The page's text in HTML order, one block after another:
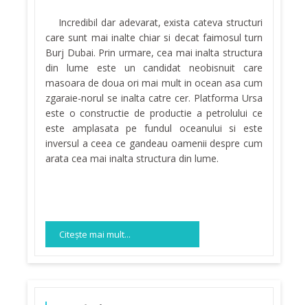
Incredibil dar adevarat, exista cateva structuri
care sunt mai inalte chiar si decat faimosul turn
Burj Dubai. Prin urmare, cea mai inalta structura
din lume este un candidat neobisnuit care
masoara de doua ori mai mult in ocean asa cum
zgaraie-norul se inalta catre cer. Platforma Ursa
este o constructie de productie a petrolului ce
este amplasata pe fundul oceanului si este
inversul a ceea ce gandeau oamenii despre cum
arata cea mai inalta structura din lume.
Citeşte mai mult...